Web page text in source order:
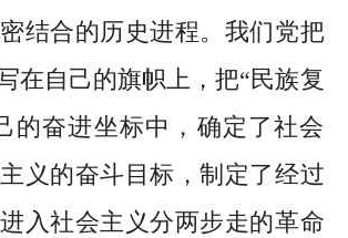
结合的历史进程。我们党把
在自己的旗帜上，把“民族复
的奋进坐标中，确定了社会
义的奋斗目标，制定了经过
入社会主义分两步走的革命